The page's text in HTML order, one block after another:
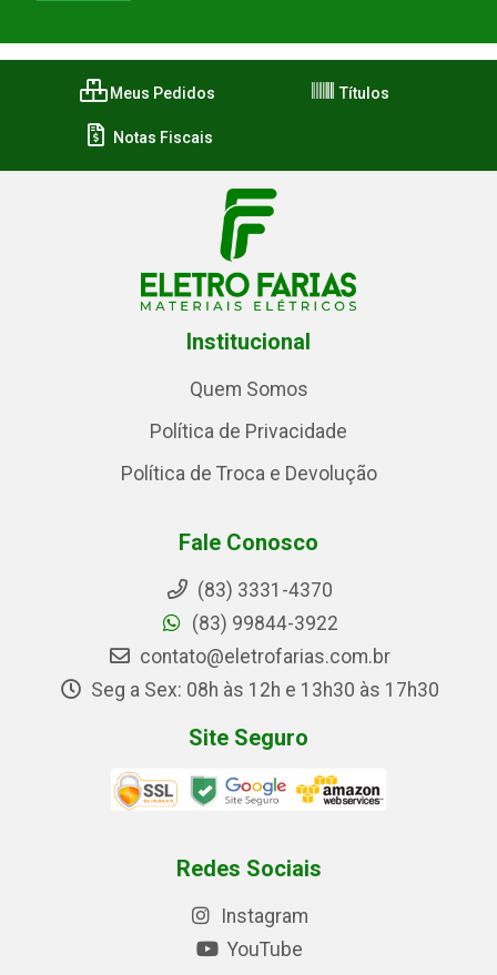
Meus Pedidos Títulos
Notas Fiscais
Institucional
Quem Somos
Política de Privacidade
Política de Troca e Devolução
Fale Conosco
(83) 3331-4370
(83) 99844-3922
contato@eletrofarias.com.br
Seg a Sex: 08h às 12h e 13h30 às 17h30
Site Seguro
Redes Sociais
Instagram
YouTube